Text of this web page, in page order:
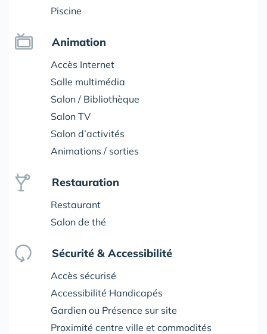
Piscine
Animation
Accès Internet
Salle multimédia
Salon / Bibliothèque
Salon TV
Salon d’activités
Animations / sorties
Restauration
Restaurant
Salon de thé
Sécurité & Accessibilité
Accès sécurisé
Accessibilité Handicapés
Gardien ou Présence sur site
Proximité centre ville et commodités